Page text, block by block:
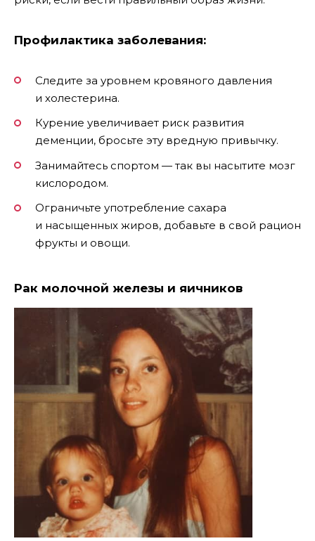
Профилактика заболевания:
Следите за уровнем кровяного давления
и холестерина.
Курение увеличивает риск развития
деменции, бросьте эту вредную привычку.
Занимайтесь спортом — так вы насытите мозг
кислородом.
Ограничьте употребление сахара
и насыщенных жиров, добавьте в свой рацион
фрукты и овощи.
Рак молочной железы и яичников